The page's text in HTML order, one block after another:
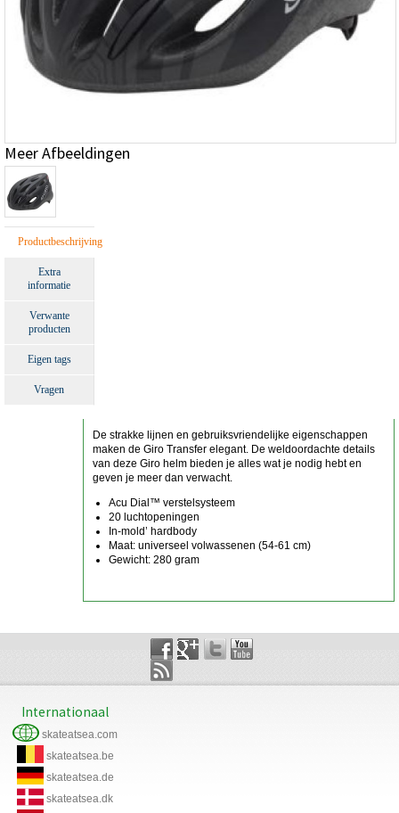
Meer Afbeeldingen
Productbeschrijving
Extra
informatie
Verwante
producten
Eigen tags
Vragen
De strakke lijnen en gebruiksvriendelijke eigenschappen
maken de Giro Transfer elegant. De weldoordachte details
van deze Giro helm bieden je alles wat je nodig hebt en
geven je meer dan verwacht.
Acu Dial™ verstelsysteem
20 luchtopeningen
In-mold’ hardbody
Maat: universeel volwassenen (54-61 cm)
Gewicht: 280 gram
Internationaal
skateatsea.com
skateatsea.be
skateatsea.de
skateatsea.dk